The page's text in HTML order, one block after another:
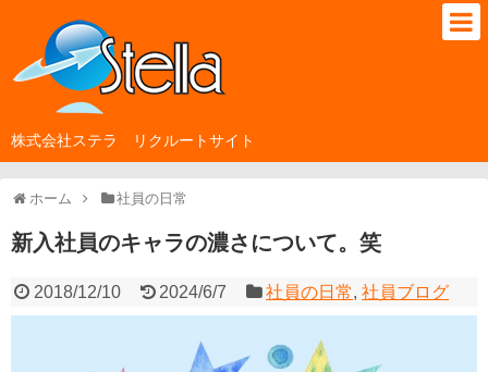
株式会社ステラ リクルートサイト
ホーム 社員の日常
新入社員のキャラの濃さについて。笑
2018/12/10 2024/6/7 社員の日常,社員ブログ